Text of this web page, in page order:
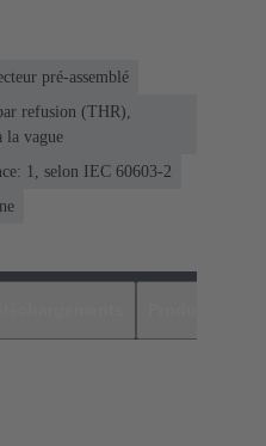
pré-assemblé
refusion (THR),
la vague
1, selon IEC 60603-2